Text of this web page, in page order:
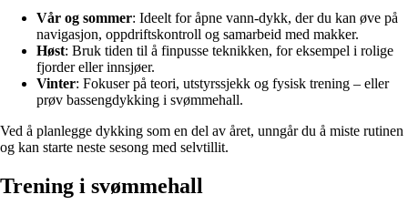
Vår og sommer: Ideelt for åpne vann-dykk, der du kan øve på
navigasjon, oppdriftskontroll og samarbeid med makker.
Høst: Bruk tiden til å finpusse teknikken, for eksempel i rolige
fjorder eller innsjøer.
Vinter: Fokuser på teori, utstyrssjekk og fysisk trening – eller
prøv bassengdykking i svømmehall.
Ved å planlegge dykking som en del av året, unngår du å miste rutinen
og kan starte neste sesong med selvtillit.
Trening i svømmehall